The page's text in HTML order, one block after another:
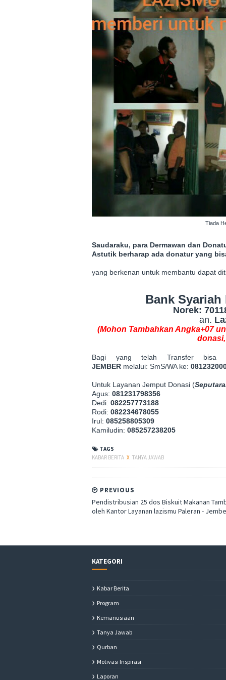
Tiada
Saudaraku, para Dermawan dan
Astutik berharap ada donatur yang
yang berkenan untuk membantu dapat
Bank Syariah
Norek:
an.
(Mohon Tambahkan Angka+07
Bagi yang telah Transfer bisa
JEMBER melalui: SmS/WA ke:
Untuk Layanan Jemput Donasi (
Agus: 081231798356
Dedi: 082257773188
Rodi: 082234678055
Irul: 085258805309
Kamiludin: 085257238205
TAGS
KABAR BERITA X TANYA JAWAB
PREVIOUS
Pendistribusian 25 dos Biskuit Makanan
oleh Kantor Layanan lazismu Paleran -
KATEGORI
Kabar Berita
Program
Kemanusiaan
Tanya Jawab
Qurban
Motivasi Inspirasi
Laporan